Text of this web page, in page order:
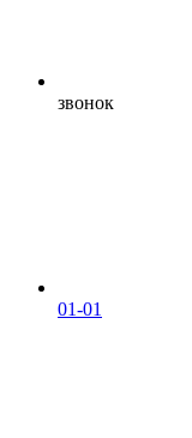
звонок
01-01